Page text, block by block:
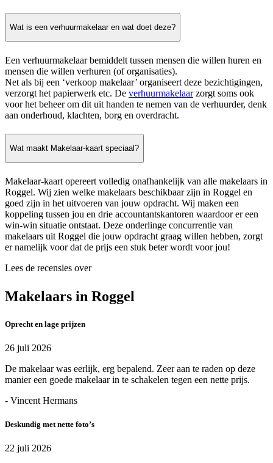
Wat is een verhuurmakelaar en wat doet deze?
Een verhuurmakelaar bemiddelt tussen mensen die willen huren en
mensen die willen verhuren (of organisaties).
Net als bij een ‘verkoop makelaar’ organiseert deze bezichtigingen,
verzorgt het papierwerk etc. De verhuurmakelaarzorgt soms ook
voor het beheer om dit uit handen te nemen van de verhuurder, denk
aan onderhoud, klachten, borg en overdracht.
Wat maakt Makelaar-kaart speciaal?
Makelaar-kaart opereert volledig onafhankelijk van alle makelaars in
Roggel. Wij zien welke makelaars beschikbaar zijn in Roggel en
goed zijn in het uitvoeren van jouw opdracht. Wij maken een
koppeling tussen jou en drie accountantskantoren waardoor er een
win-win situatie ontstaat. Deze onderlinge concurrentie van
makelaars uit Roggel die jouw opdracht graag willen hebben, zorgt
er namelijk voor dat de prijs een stuk beter wordt voor jou!
Lees de recensies over
Makelaars in Roggel
Oprecht en lage prijzen
26 juli 2026
De makelaar was eerlijk, erg bepalend. Zeer aan te raden op deze
manier een goede makelaar in te schakelen tegen een nette prijs.
- Vincent Hermans
Deskundig met nette foto’s
22 juli 2026